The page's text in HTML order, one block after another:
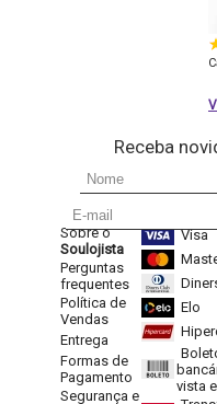
Receba
Sobre o
Soulojista
Perguntas
frequentes
Política de
Vendas
Entrega
Formas de
Pagamento
Segurança e
Visa
Elo
vista